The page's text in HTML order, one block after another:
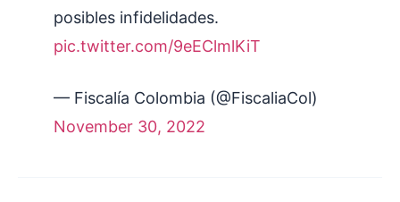
posibles infidelidades.
pic.twitter.com/9eEClmlKiT
— Fiscalía Colombia (@FiscaliaCol)
November 30, 2022